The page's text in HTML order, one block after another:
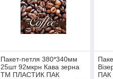
Пакет-петля 380*340мм
25шт 92мкрн Кава зерна
ТМ ПЛАСТИК ПАК
ПАК